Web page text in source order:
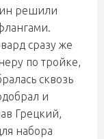
решили
сразу же
по тройке,
сквозь
и
Грецкий,
набора